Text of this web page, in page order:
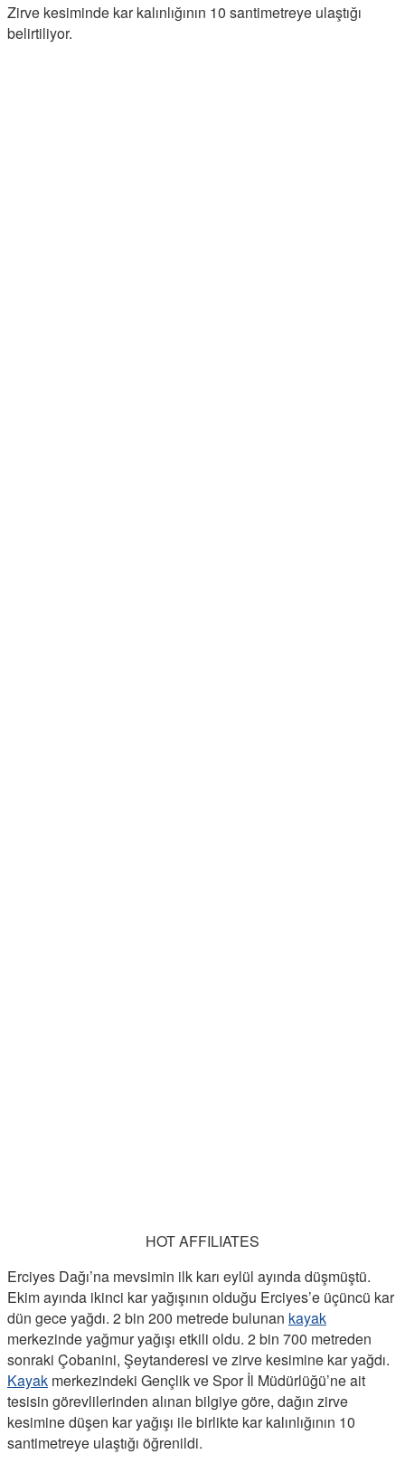
Zirve kesiminde kar kalınlığının 10 santimetreye ulaştığı
belirtiliyor.
HOT AFFILIATES
Erciyes Dağı’na mevsimin ilk karı eylül ayında düşmüştü.
Ekim ayında ikinci kar yağışının olduğu Erciyes’e üçüncü kar
dün gece yağdı. 2 bin 200 metrede bulunan kayak
merkezinde yağmur yağışı etkili oldu. 2 bin 700 metreden
sonraki Çobanini, Şeytanderesi ve zirve kesimine kar yağdı.
Kayak merkezindeki Gençlik ve Spor İl Müdürlüğü’ne ait
tesisin görevlilerinden alınan bilgiye göre, dağın zirve
kesimine düşen kar yağışı ile birlikte kar kalınlığının 10
santimetreye ulaştığı öğrenildi.